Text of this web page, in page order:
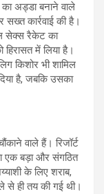
अड्डा बनाने वाले
कार्रवाई की है।
सेक्स रैकेट का
में लिया है।
किशोर भी शामिल
है, जबकि उसका
वाले हैं। रिजॉर्ट
एक बड़ा और संगठित
के लिए शराब,
से ही तय की गई थी।